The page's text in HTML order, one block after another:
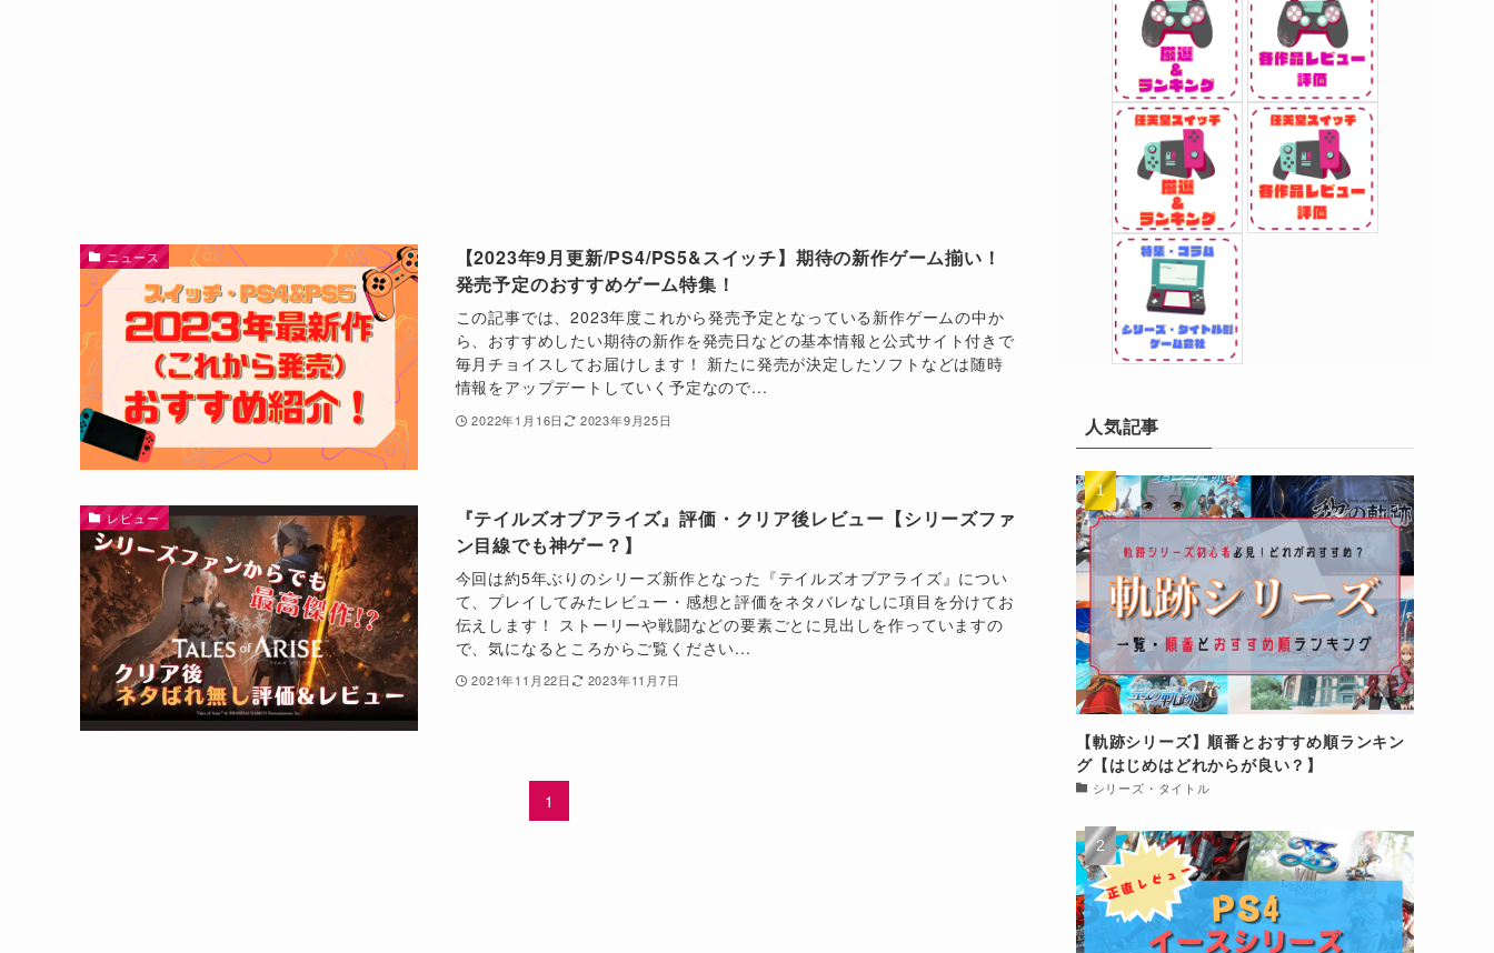
ニュース
【2023年9月更新/PS4/PS5&スイッチ】期待の新作ゲーム揃い！
発売予定のおすすめゲーム特集！
この記事では、2023年度これから発売予定となっている新作ゲームの中か
ら、おすすめしたい期待の新作を発売日などの基本情報と公式サイト付きで
毎月チョイスしてお届けします！ 新たに発売が決定したソフトなどは随時
情報をアップデートしていく予定なので...
2022年1月16日 2023年9月25日
レビュー
『テイルズオブアライズ』評価・クリア後レビュー【シリーズファ
ン目線でも神ゲー？】
今回は約5年ぶりのシリーズ新作となった『テイルズオブアライズ』につい
て、プレイしてみたレビュー・感想と評価をネタバレなしに項目を分けてお
伝えします！ ストーリーや戦闘などの要素ごとに見出しを作っていますの
で、気になるところからご覧ください...
2021年11月22日 2023年11月7日
1
人気記事
【軌跡シリーズ】順番とおすすめ順ランキン
グ【はじめはどれからが良い？】
シリーズ・タイトル